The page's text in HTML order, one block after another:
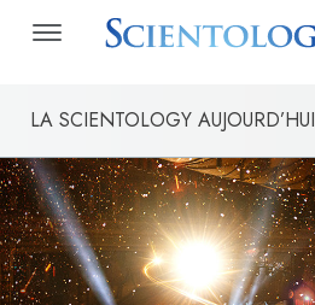
LA SCIENTOLOGY AUJOURD’HUI